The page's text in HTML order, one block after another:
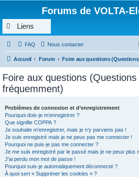
Forums de VOLTA-
Liens
FAQ Nous contacter
Accueil Forum Foire aux questions
Foire aux questions
fréquemment)
Problèmes de connexion et d’enregistrement
Pourquoi dois-je m’enregistrer ?
Que signifie COPPA ?
Je souhaite m’enregistrer, mais je n’y parviens pas !
Je suis enregistré mais je ne peux pas me connecter !
Pourquoi ne puis-je pas me connecter ?
Je me suis enregistré par le passé mais je ne peux plus
J’ai perdu mon mot de passe !
Pourquoi suis-je automatiquement déconnecté ?
À quoi sert « Supprimer les cookies » ?